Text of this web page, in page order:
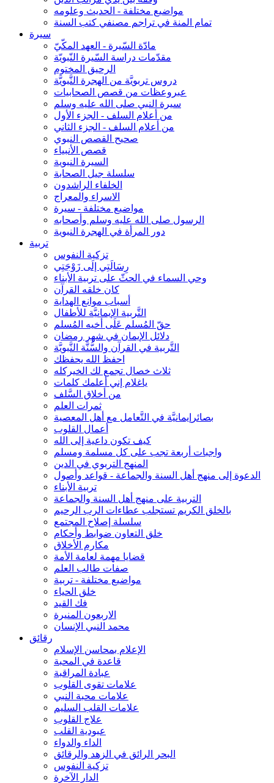
مواضيع مختلفة - الحديث وعلومه
تمام المنة في تراجم مصنفي كتب السنة
سيرة
مادّة السّيرة - العهد المكّيّ
مقدّمات دراسة السّيرة النّبويّة
الرحيق المختوم
دروس تربويَّة من الهجرة النَّبويَّة
عبروعظات من قصص الصحابيات
سيرة النبي صلى الله عليه وسلم
من أعلام السلف - الجزء الأول
من أعلام السلف - الجزء الثاني
صحيح القصص النبوي
قصص الأنبياء
السيرة النبوية
سلسلة جيل الصحابة
الخلفاء الراشدون
الاسراء والمعراج
مواضيع مختلفة - سيرة
الرسول صلى الله عليه وسلم وأصحابه
دور المرأة في الهجرة النبوية
تربية
تزكية النفوس
رِسَالَتِي إلَى زَوْجَتِي
وحي السماء في الحثّ على تربية الأبناء
كان خلقه القرآن
أسباب موانع الهداية
التَّربية الإيمانيَّة للأطفال
حقّ المُسلم عَلَى أخيه المُسلم
دلائل الإيمان في شهر رمضان
التَّربية في القرآن والسُّنَّة النَّبويَّة
احفظ الله يحفظك
ثلاث خصال تجمع لك الخيركله
ياغلام إني أعلمك كلمات
من أخلاق السَّلف
ثمرات العلم
بصائرإيمانيَّة في التَّعامل مع أهل المعصية
أعمال القلوب
كيف تكون داعية إلى الله
واجبات أربعة تجب على كل مسلمة ومسلم
المنهج التربوي في الدين
الدعوة إلى منهج أهل السنة والجماعة - قواعد وأصول
تربية الأبناء
التربية على منهج أهل السنة والجماعة
بالخلق الكريم تستجلب عطاءات الرب الرحيم
سلسلة إصلاح المجتمع
خلق التعاون ضوابط وأحكام
مكارم الأخلاق
قضايا مهمة لعامة الأمة
صفات طالب العلم
مواضيع مختلفة - تربية
خلق الحياء
فك القيد
الاربعون المنيرة
محمد النبي الإنسان
رقائق
الإعلام بمحاسن الإسلام
قاعدة في المحبة
عبادة المراقبة
علامات تقوى القلوب
علامات محبة النبي
علامات القلب السليم
علاج القلوب
عبودية القلب
الداء والدواء
البحر الرائق في الزهد والرقائق
تزكية النفوس
الدار الآخرة